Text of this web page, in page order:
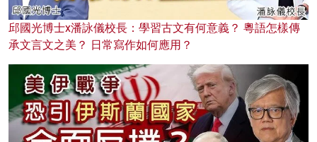
邱國光博士x潘詠儀校長：學習古文有何意義？ 粵語怎樣傳
承文言文之美？ 日常寫作如何應用？